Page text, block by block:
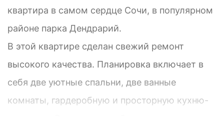
квартира в самом сердце Сочи, в популярном
районе парка Дендрарий.
В этой квартире сделан свежий ремонт
высокого качества. Планировка включает в
себя две уютные спальни, две ванные
комнаты, гардеробную и просторную кухню-